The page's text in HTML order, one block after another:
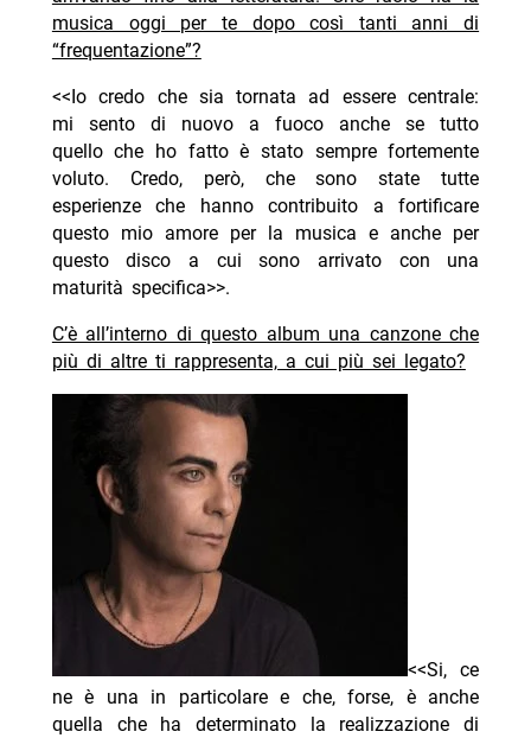
musica oggi per te dopo così tanti anni di
“frequentazione”?
<<Io credo che sia tornata ad essere centrale:
mi sento di nuovo a fuoco anche se tutto
quello che ho fatto è stato sempre fortemente
voluto. Credo, però, che sono state tutte
esperienze che hanno contribuito a fortificare
questo mio amore per la musica e anche per
questo disco a cui sono arrivato con una
maturità specifica>>.
C’è all’interno di questo album una canzone che
più di altre ti rappresenta, a cui più sei legato?
<<Si, ce
ne è una in particolare e che, forse, è anche
quella che ha determinato la realizzazione di